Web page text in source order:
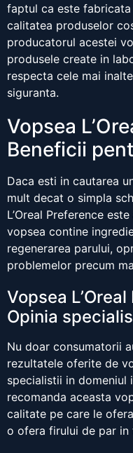
faptul ca este
calitatea produselor
producatorul acestei
produsele create in
respecta cele mai
siguranta.
Vopsea
Beneficii
Daca esti in cautarea
mult decat o simpla
L’Oreal Preference
vopsea contine
regenerarea parului,
problemelor precum
Vopsea
Opinia
Nu doar consumatorii
rezultatele oferite de
specialistii in
recomanda aceasta
calitate pe care le
o ofera firului de par in